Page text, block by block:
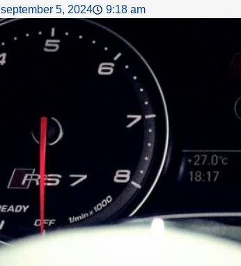
september 5, 2024 9:18 am